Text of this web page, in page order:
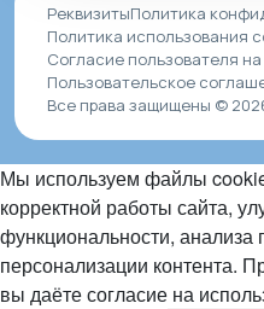
РеквизитыПолитика
Политика использования
Согласие пользователя
Пользовательское
Все права защищены ©
Мы используем файлы
корректной работы сайта,
функциональности, анализа
персонализации контента.
вы даёте согласие на